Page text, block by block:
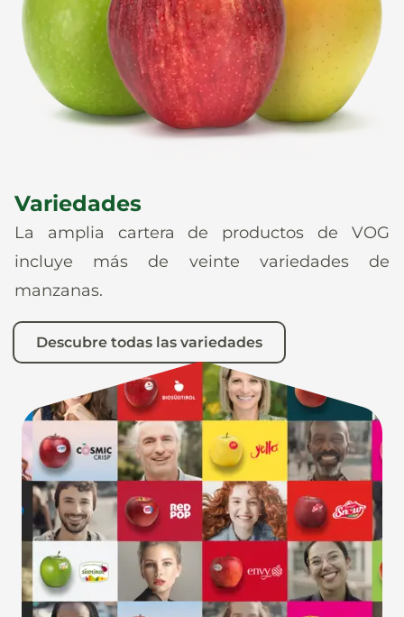
Noticias
En
Variedades
La amplia cartera de productos de VOG
incluye más de veinte variedades de
manzanas.
Descubre todas las variedades